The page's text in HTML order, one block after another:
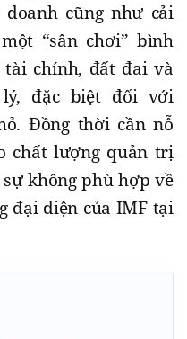
cũng như cải
“sân chơi” bình
tài chính, đất đai và
lý, đặc biệt đối với
Đồng thời cần nỗ
chất lượng quản trị
không phù hợp về
đại diện của IMF tại